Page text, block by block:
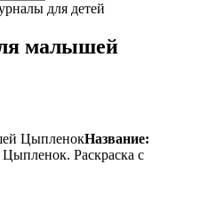
для детей
малышей
Название:
Раскраска с